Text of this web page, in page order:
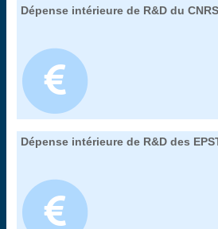
Dépense intérieure de R&D du CNRS
29. les dépenses de recherche des
Dépense intérieure de R&D des
29. les dépenses de recherche des